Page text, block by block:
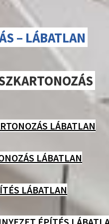
– LÁBATLAN
LÁBATLAN
LÁBATLAN
LÁBATLAN